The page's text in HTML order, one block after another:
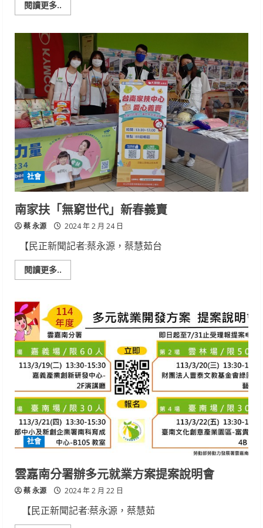
閱讀更多..
more
職
媽
離
開
職
場
逾
10
年
勞
動
部
計
畫
給
力
助
穩
定
就
業、
返
職
場
社會
南家扶「無窮世代」新春義賣
蔡 永源 2024 年 2 月 24 日
【民正新聞記者:蔡永源，蔡慧茹台
閱讀更多..
more
家
扶
「無
窮
世
代」
新
春
義
賣
社會
雲嘉南分署辦多元就業方案提案說明會
蔡 永源 2024 年 2 月 22 日
【民正新聞記者:蔡永源，蔡慧茹